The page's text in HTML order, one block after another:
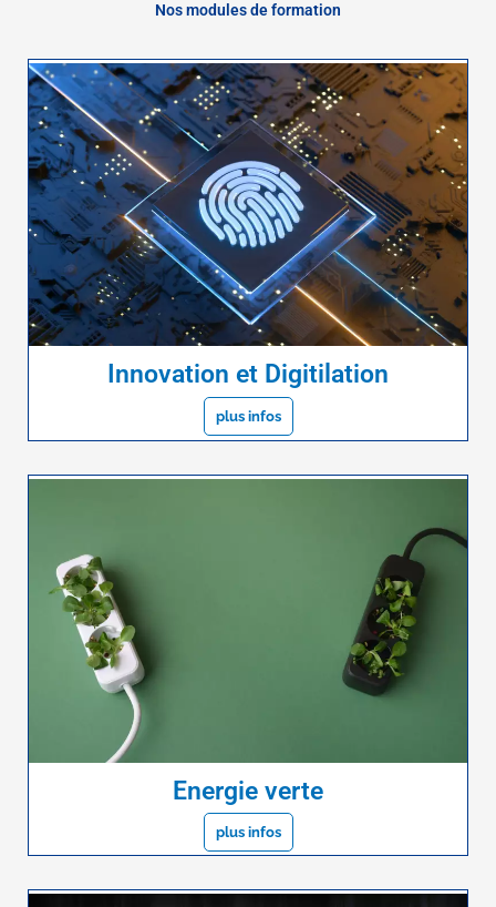
Nos modules de formation
Innovation et Digitilation
plus infos
Energie verte
plus infos